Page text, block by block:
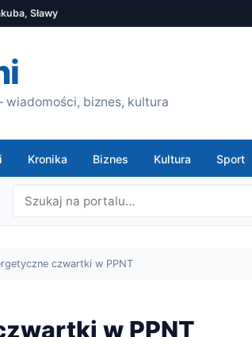
Sławy
biznes, kultura
Kronika Biznes Kultura Sport
czwartki w PPNT
w PPNT